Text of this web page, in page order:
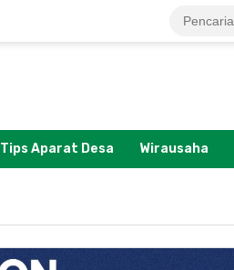
Tips Aparat Desa Wirausaha